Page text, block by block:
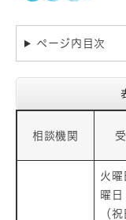
ページ内目次
相談機関
火曜
曜日
（